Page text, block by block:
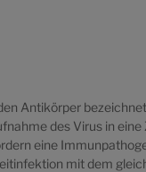
Antikörper
des Virus in
eine
mit dem